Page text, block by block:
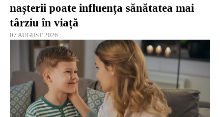
nașterii poate influența sănătatea mai
târziu în viață
07 AUGUST 2026